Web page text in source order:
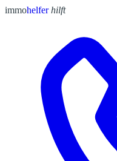
immohelfer hilft